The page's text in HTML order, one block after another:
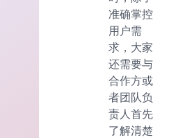
准确掌控
用户需
求，大家
还需要与
合作方或
者团队负
责人首先
了解清楚